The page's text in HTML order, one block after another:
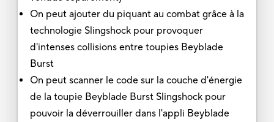
On peut ajouter du piquant au combat grâce à la
technologie Slingshock pour provoquer
d'intenses collisions entre toupies Beyblade
Burst
On peut scanner le code sur la couche d'énergie
de la toupie Beyblade Burst Slingshock pour
pouvoir la déverrouiller dans l'appli Beyblade